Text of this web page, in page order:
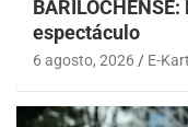
espectáculo
6 agosto, 2026 E-Kart